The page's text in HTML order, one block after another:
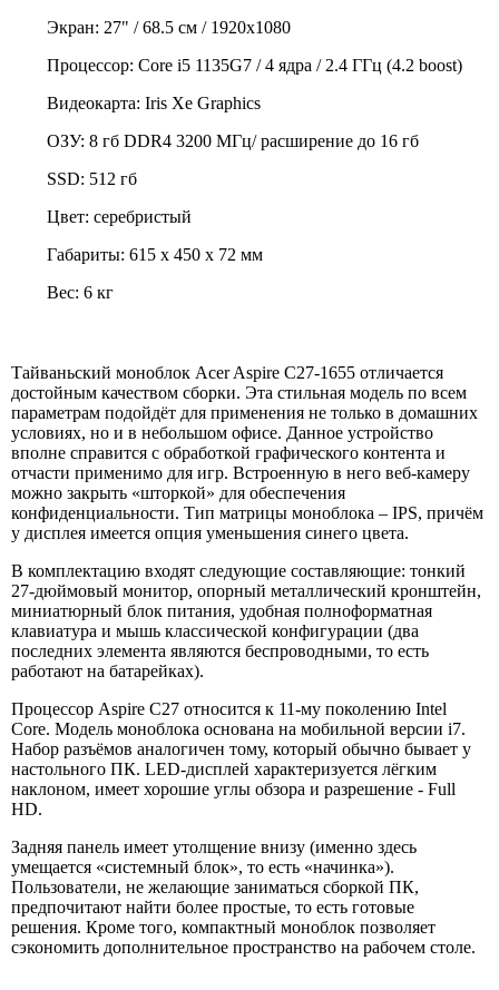
Экран: 27" / 68.5 см / 1920х1080
Процессор: Core i5 1135G7 / 4 ядра / 2.4 ГГц (4.2 boost)
Видеокарта: Iris Xe Graphics
ОЗУ: 8 гб DDR4 3200 МГц/ расширение до 16 гб
SSD: 512 гб
Цвет: серебристый
Габариты: 615 х 450 х 72 мм
Вес: 6 кг
Тайваньский моноблок Acer Aspire C27-1655 отличается
достойным качеством сборки. Эта стильная модель по всем
параметрам подойдёт для применения не только в домашних
условиях, но и в небольшом офисе. Данное устройство
вполне справится с обработкой графического контента и
отчасти применимо для игр. Встроенную в него веб-камеру
можно закрыть «шторкой» для обеспечения
конфиденциальности. Тип матрицы моноблока – IPS, причём
у дисплея имеется опция уменьшения синего цвета.
В комплектацию входят следующие составляющие: тонкий
27-дюймовый монитор, опорный металлический кронштейн,
миниатюрный блок питания, удобная полноформатная
клавиатура и мышь классической конфигурации (два
последних элемента являются беспроводными, то есть
работают на батарейках).
Процессор Aspire C27 относится к 11-му поколению Intel
Core. Модель моноблока основана на мобильной версии i7.
Набор разъёмов аналогичен тому, который обычно бывает у
настольного ПК. LED-дисплей характеризуется лёгким
наклоном, имеет хорошие углы обзора и разрешение - Full
HD.
Задняя панель имеет утолщение внизу (именно здесь
умещается «системный блок», то есть «начинка»).
Пользователи, не желающие заниматься сборкой ПК,
предпочитают найти более простые, то есть готовые
решения. Кроме того, компактный моноблок позволяет
сэкономить дополнительное пространство на рабочем столе.